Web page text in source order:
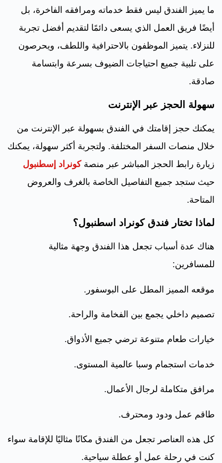
ما يميز الفندق ليس فقط خدماته ومرافقه الفاخرة، بل
أيضًا فريق العمل الذي يسعى دائمًا لتقديم أفضل تجربة
للنزلاء. يتميز الموظفون بالاحترافية واللطف، ويحرصون
على تلبية جميع احتياجات الضيوف بسرعة وابتسامة
صادقة.
سهولة الحجز عبر الإنترنت
يمكنك حجز إقامتك في الفندق بسهولة عبر الإنترنت من
خلال منصات السفر المختلفة. ولتجربة أكثر سهولة، يمكنك
زيارة رابط الحجز المباشر عبر منصةكونراد إسطنبول
حيث ستجد جميع التفاصيل الخاصة بالغرف والعروض
المتاحة.
لماذا تختار فندق كونراد اسطنبول؟
هناك عدة أسباب تجعل هذا الفندق وجهة مثالية
للمسافرين:
موقعه المميز المطل على البوسفور.
تصميم داخلي يجمع بين الفخامة والراحة.
خيارات طعام متنوعة ترضي جميع الأذواق.
خدمات استجمام وسبا عالمية المستوى.
مرافق متكاملة لرجال الأعمال.
طاقم عمل ودود ومحترف.
كل هذه العناصر تجعل من الفندق مكانًا مثاليًا للإقامة سواء
كنت في رحلة عمل أو عطلة سياحية.